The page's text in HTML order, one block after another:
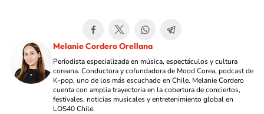
Melanie Cordero Orellana
Periodista especializada en música, espectáculos y cultura
coreana. Conductora y cofundadora de Mood Corea, podcast de
K-pop, uno de los más escuchado en Chile. Melanie Cordero
cuenta con amplia trayectoria en la cobertura de conciertos,
festivales, noticias musicales y entretenimiento global en
LOS40 Chile.